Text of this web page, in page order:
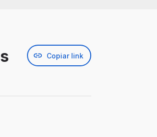
Copiar link